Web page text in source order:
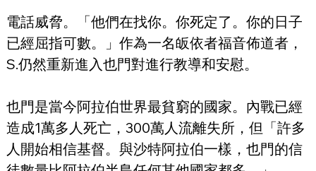
電話威脅。「他們在找你。你死定了。你的日子
已經屈指可數。」作為一名皈依者福音佈道者，
S.仍然重新進入也門對進行教導和安慰。
也門是當今阿拉伯世界最貧窮的國家。內戰已經
造成1萬多人死亡，300萬人流離失所，但「許多
人開始相信基督。與沙特阿拉伯一樣，也門的信